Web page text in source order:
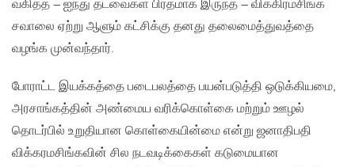
வகித்த – ஐந்து தடவைகள் பிரதமாக இருந்த – விக்கிரமசிங்க
சவாலை ஏற்று ஆளும் கட்சிக்கு தனது தலைமைத்துவத்தை
வழங்க முன்வந்தார்.
போராட்ட இயக்கத்தை படைபலத்தை பயன்படுத்தி ஒடுக்கியமை,
அரசாங்கத்தின் அண்மைய வரிக்கொள்கை மற்றும் ஊழல்
தொடர்பில் உறுதியான கொள்கையின்மை என்று ஜனாதிபதி
விக்கரமசிங்கவின் சில நடவடிக்கைகள் கடுமையான